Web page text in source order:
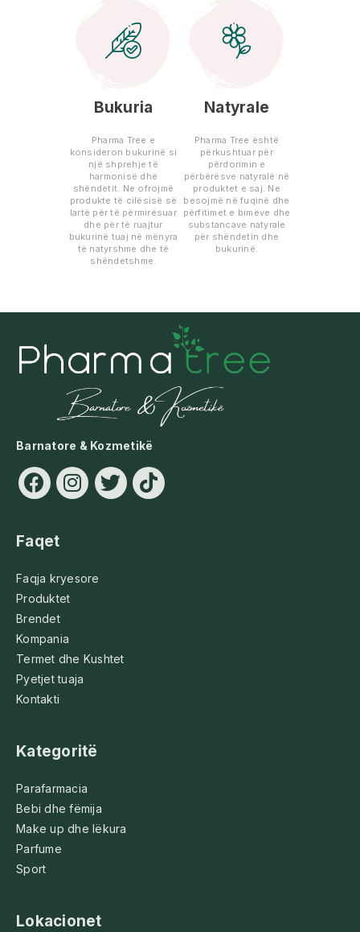
Bukuria
Pharma Tree e
konsideron bukurinë si
një shprehje të
harmonisë dhe
shëndetit. Ne ofrojmë
produkte të cilësisë së
lartë për të përmirësuar
dhe për të ruajtur
bukurinë tuaj në mënyra
të natyrshme dhe të
shëndetshme.
Natyrale
Pharma Tree është
përkushtuar për
përdorimin e
përbërësve natyralë në
produktet e saj. Ne
besojmë në fuqinë dhe
përfitimet e bimëve dhe
substancave natyrale
për shëndetin dhe
bukurinë.
Barnatore & Kozmetikë
Faqet
Faqja kryesore
Produktet
Brendet
Kompania
Termet dhe Kushtet
Pyetjet tuaja
Kontakti
Kategoritë
Parafarmacia
Bebi dhe fëmija
Make up dhe lëkura
Parfume
Sport
Lokacionet